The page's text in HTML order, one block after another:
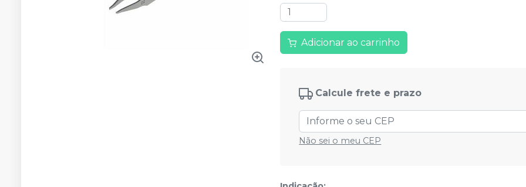
Adicionar ao carrinho
Calcule frete e prazo
Não sei o meu CEP